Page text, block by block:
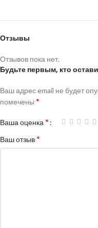
Отзывы
Отзывов пока нет.
Будьте первым, кто
Ваш адрес email не будет
помечены *
Ваша оценка *
Ваш отзыв*